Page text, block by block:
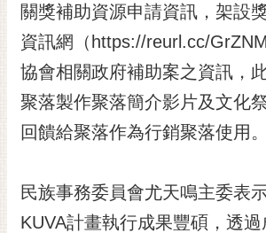
宣
告
市
交
通
關獎補助資源申請資訊，架設
資訊網（https://reurl.cc/
協會相關政府補助案之資訊，
聚落製作聚落簡介影片及文化
回饋給聚落作為行銷聚落使用。
民族事務委員會尤天鳴主委表
KUVA計畫執行成果豐碩，透